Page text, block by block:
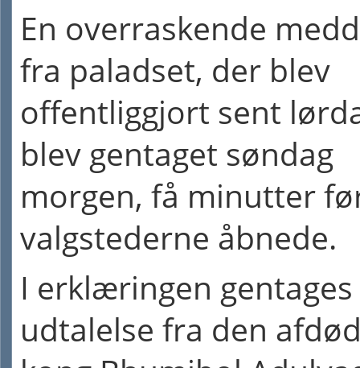
En overraskende
fra paladset, der blev
offentliggjort sent
blev gentaget søndag
morgen, få minutter
valgstederne åbnede.
I erklæringen
udtalelse fra den